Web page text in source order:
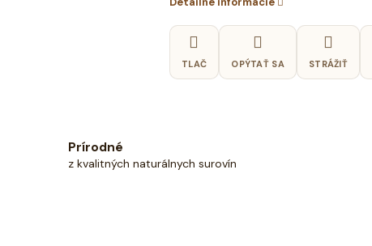
TLAČ OPÝTAŤ SA STRÁŽIŤ
Prírodné
z kvalitných naturálnych surovín